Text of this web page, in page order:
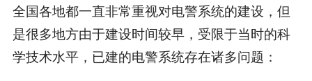
全国各地都一直非常重视对电警系统的建设，但
是很多地方由于建设时间较早，受限于当时的科
学技术水平，已建的电警系统存在诸多问题：